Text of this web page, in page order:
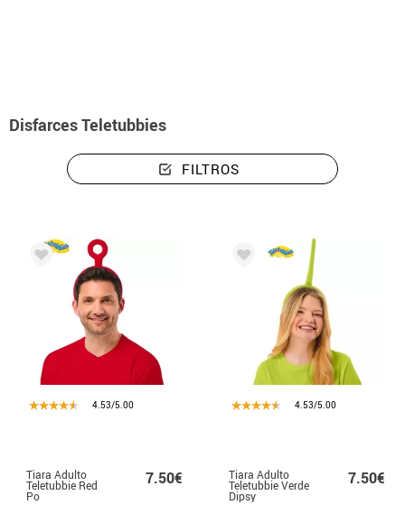
Disfarces Teletubbies
FILTROS
4.53/5.00
Tiara Adulto
Teletubbie Red
Po
7.50€
4.53/5.00
Tiara Adulto
Teletubbie Verde
Dipsy
7.50€